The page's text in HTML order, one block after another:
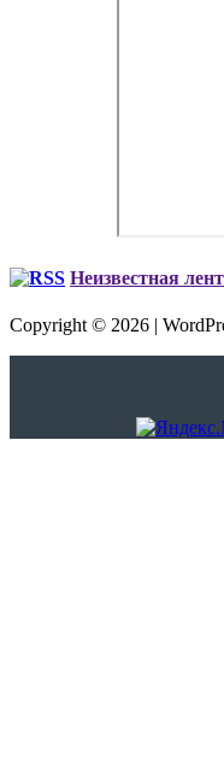
Неизвестная
Copyright © 2026 |